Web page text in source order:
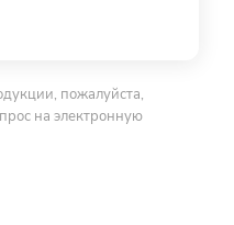
пожалуйста,
на электронную